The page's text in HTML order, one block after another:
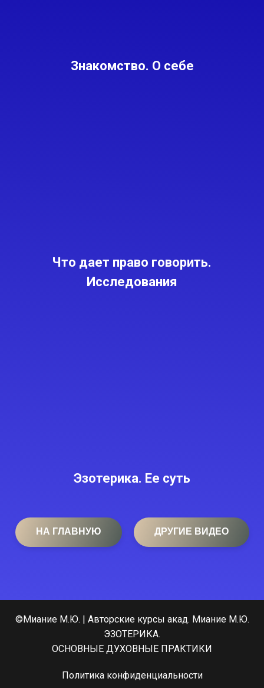
Знакомство. О себе
Что дает право говорить.
Исследования
Эзотерика. Ее суть
НА ГЛАВНУЮ ДРУГИЕ ВИДЕО
©Миание М.Ю. | Авторские курсы акад. Миание М.Ю.
ЭЗОТЕРИКА.
ОСНОВНЫЕ ДУХОВНЫЕ ПРАКТИКИ
Политика конфиденциальности